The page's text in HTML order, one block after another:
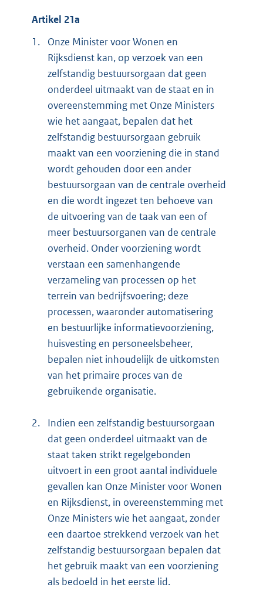
Artikel 21a
1.
Onze Minister voor Wonen en
Rijksdienst kan, op verzoek van een
zelfstandig bestuursorgaan dat geen
onderdeel uitmaakt van de staat en in
overeenstemming met Onze Ministers
wie het aangaat, bepalen dat het
zelfstandig bestuursorgaan gebruik
maakt van een voorziening die in stand
wordt gehouden door een ander
bestuursorgaan van de centrale overheid
en die wordt ingezet ten behoeve van
de uitvoering van de taak van een of
meer bestuursorganen van de centrale
overheid. Onder voorziening wordt
verstaan een samenhangende
verzameling van processen op het
terrein van bedrijfsvoering; deze
processen, waaronder automatisering
en bestuurlijke informatievoorziening,
huisvesting en personeelsbeheer,
bepalen niet inhoudelijk de uitkomsten
van het primaire proces van de
gebruikende organisatie.
2.
Indien een zelfstandig bestuursorgaan
dat geen onderdeel uitmaakt van de
staat taken strikt regelgebonden
uitvoert in een groot aantal individuele
gevallen kan Onze Minister voor Wonen
en Rijksdienst, in overeenstemming met
Onze Ministers wie het aangaat, zonder
een daartoe strekkend verzoek van het
zelfstandig bestuursorgaan bepalen dat
het gebruik maakt van een voorziening
als bedoeld in het eerste lid.